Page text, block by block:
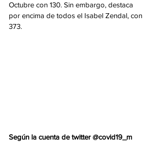
Octubre con 130. Sin embargo, destaca
por encima de todos el Isabel Zendal, con
373.
Según la cuenta de twitter @covid19_m